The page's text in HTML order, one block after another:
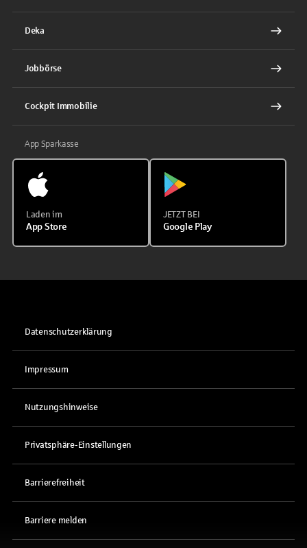
Deka
Jobbörse
Cockpit Immobilie
App Sparkasse
Laden im
App Store
JETZT BEI
Google Play
Datenschutzerklärung
Impressum
Nutzungshinweise
Privatsphäre-Einstellungen
Barrierefreiheit
Barriere melden